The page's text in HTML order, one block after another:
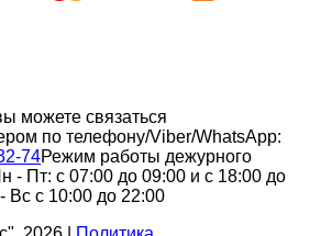
можете связаться
по телефону/Viber/WhatsApp:
74Режим работы дежурного
- Пт: с 07:00 до 09:00 и с 18:00 до
с 10:00 до 22:00